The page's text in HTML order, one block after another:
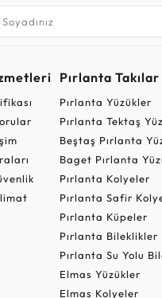
Pırlanta Takılar
Pırlanta Yüzükler
Pırlanta Tektaş
Beştaş Pırlanta
Baget Pırlanta
Pırlanta Kolyeler
Pırlanta Safir
Pırlanta Küpeler
Pırlanta Bileklikler
Pırlanta Su Yolu
Elmas Yüzükler
Elmas Kolyeler